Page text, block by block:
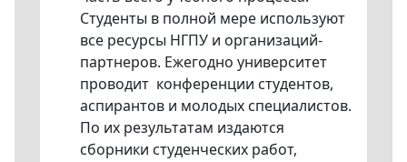
Студенты в полной мере используют
все ресурсы НГПУ и организаций-
партнеров. Ежегодно университет
проводит конференции студентов,
аспирантов и молодых специалистов.
По их результатам издаются
сборники студенческих работ,